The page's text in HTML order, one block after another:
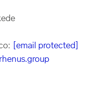
[email protected]